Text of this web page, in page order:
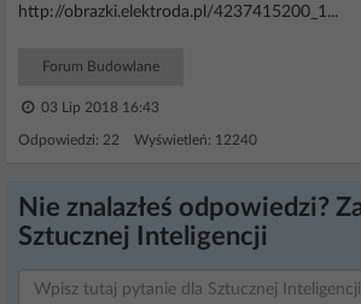
http://obrazki.elektroda.pl/4237415200_1...
Forum Budowlane
03 Lip 2018 16:43
Odpowiedzi: 22 Wyświetleń: 12240
Nie znalazłeś odpowiedzi?
Sztucznej Inteligencji